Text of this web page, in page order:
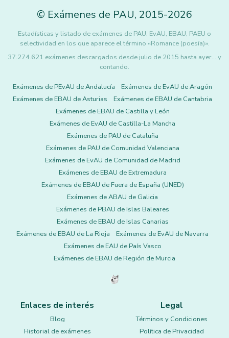
© Exámenes de PAU, 2015-2026
Estadísticas y listado de exámenes de PAU, EvAU, EBAU, PAEU o
selectividad en los que aparece el término «Romance (poesía)».
37.274.621 exámenes descargados desde julio de 2015 hasta ayer... y
contando.
Exámenes de PEvAU de Andalucía
Exámenes de EvAU de Aragón
Exámenes de EBAU de Asturias
Exámenes de EBAU de Cantabria
Exámenes de EBAU de Castilla y León
Exámenes de EvAU de Castilla-La Mancha
Exámenes de PAU de Cataluña
Exámenes de PAU de Comunidad Valenciana
Exámenes de EvAU de Comunidad de Madrid
Exámenes de EBAU de Extremadura
Exámenes de EBAU de Fuera de España (UNED)
Exámenes de ABAU de Galicia
Exámenes de PBAU de Islas Baleares
Exámenes de EBAU de Islas Canarias
Exámenes de EBAU de La Rioja
Exámenes de EvAU de Navarra
Exámenes de EAU de País Vasco
Exámenes de EBAU de Región de Murcia
Enlaces de interés
Blog
Historial de exámenes
Legal
Términos y Condiciones
Política de Privacidad